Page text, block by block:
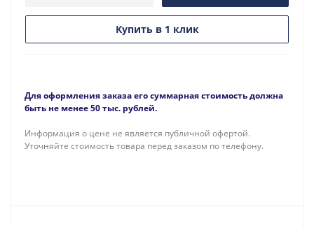
Купить в 1 клик
Для оформления заказа его суммарная стоимость должна
быть не менее 50 тыс. рублей.
Информация о цене не является публичной офертой.
Уточняйте стоимость товара перед заказом по телефону.